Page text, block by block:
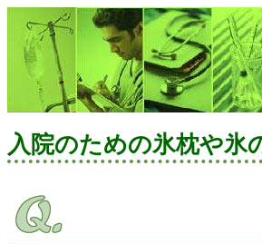
入院のための氷枕や氷